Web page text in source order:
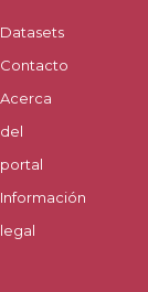
Datasets
Contacto
Acerca
del
portal
Información
legal